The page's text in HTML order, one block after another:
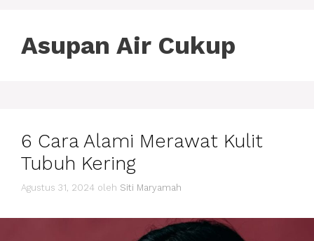
Asupan Air Cukup
6 Cara Alami Merawat Kulit
Tubuh Kering
Agustus 31, 2024 oleh Siti Maryamah